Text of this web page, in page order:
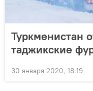
Туркменистан
таджикские
30 января 2020, 18:19